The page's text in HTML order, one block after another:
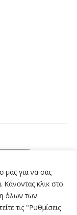
μας για να σας
Κάνοντας κλικ στο
όλων των
τις "Ρυθμίσεις